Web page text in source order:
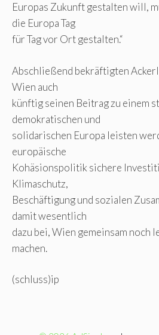
Europas Zukunft gestalten will,
die Europa Tag
für Tag vor Ort gestalten.“
Abschließend bekräftigten Ackerl
Wien auch
künftig seinen Beitrag zu einem
demokratischen und
solidarischen Europa leisten
europäische
Kohäsionspolitik sichere
Klimaschutz,
Beschäftigung und sozialen
damit wesentlich
dazu bei, Wien gemeinsam noch
machen.
(schluss)ip